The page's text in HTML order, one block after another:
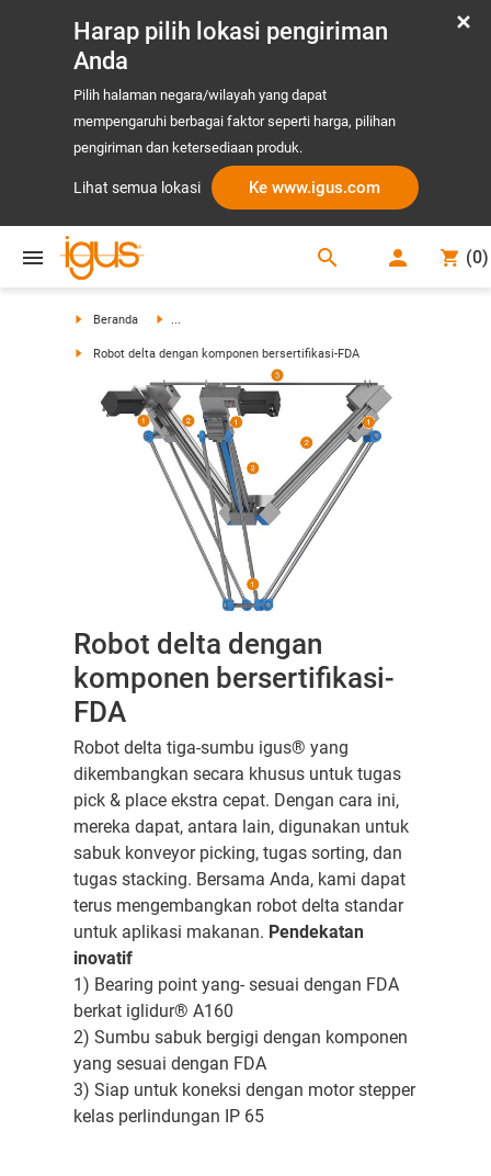
Harap pilih lokasi pengiriman
Anda
Pilih halaman negara/wilayah yang dapat
mempengaruhi berbagai faktor seperti harga, pilihan
pengiriman dan ketersediaan produk.
Lihat semua lokasi Ke www.igus.com
search (0)
Beranda ...
Robot delta dengan komponen bersertifikasi-FDA
Robot delta dengan
komponen bersertifikasi-
FDA
Robot delta tiga-sumbu igus® yang
dikembangkan secara khusus untuk tugas
pick & place ekstra cepat. Dengan cara ini,
mereka dapat, antara lain, digunakan untuk
sabuk konveyor picking, tugas sorting, dan
tugas stacking. Bersama Anda, kami dapat
terus mengembangkan robot delta standar
untuk aplikasi makanan. Pendekatan
inovatif
1) Bearing point yang- sesuai dengan FDA
berkat iglidur® A160
2) Sumbu sabuk bergigi dengan komponen
yang sesuai dengan FDA
3) Siap untuk koneksi dengan motor stepper
kelas perlindungan IP 65